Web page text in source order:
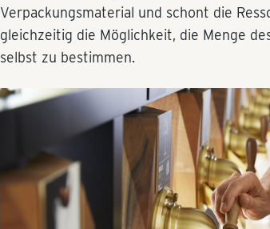
Verpackungsmaterial und schont die
gleichzeitig die Möglichkeit, die Menge
selbst zu bestimmen.